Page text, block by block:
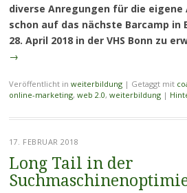
diverse Anregungen für die
schon auf das nächste Barcamp in
28. April 2018 in der VHS Bonn zu
→
Veröffentlicht in weiterbildung | Getaggt mit
online-marketing, web 2.0, weiterbildung |
17. FEBRUAR 2018
Long Tail in der